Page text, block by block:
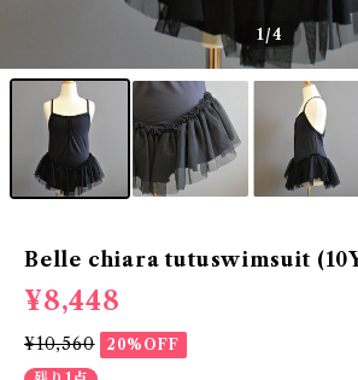
1/4
Belle chiara tutuswimsuit
¥8,448
¥10,560
20%OFF